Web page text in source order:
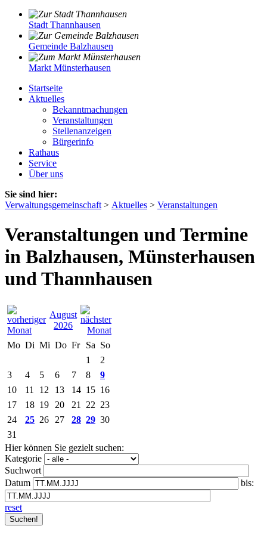
Stadt Thannhausen
Gemeinde Balzhausen
Markt Münsterhausen
Startseite
Aktuelles
Bekanntmachungen
Veranstaltungen
Stellenanzeigen
Bürgerinfo
Rathaus
Service
Über uns
Sie sind hier:
Verwaltungsgemeinschaft > Aktuelles > Veranstaltungen
Veranstaltungen und Termine
in Balzhausen, Münsterhausen
und Thannhausen
August
2026
Mo Di Mi Do Fr Sa So
1
2
3
4 5 6 7 8
9
10
11 12 13 14 15 16
17
18 19 20 21 22 23
24
25 26 27 28 29 30
31
Hier können Sie gezielt suchen:
Kategorie
Suchwort
Datum
bis:
reset